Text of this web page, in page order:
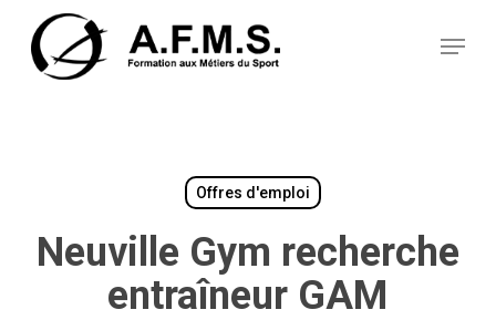
main
content
Menu
Offres d'emploi
Neuville Gym recherche
entraîneur GAM
Panneau de gestion des cookies